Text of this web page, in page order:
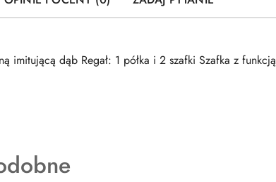
imitującą dąb Regał: 1 półka i 2 szafki Szafka z funkcją